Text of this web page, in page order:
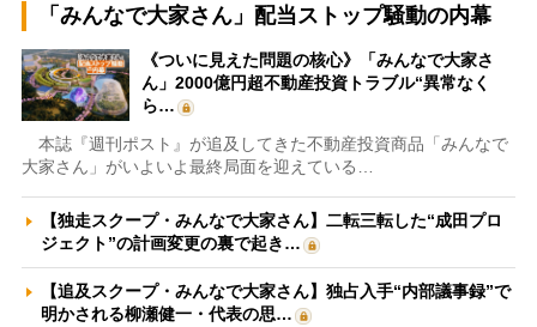
「みんなで大家さん」配当ストップ騒動の内幕
《ついに見えた問題の核心》「みんなで大家さ
ん」2000億円超不動産投資トラブル“異常なく
ら…
本誌『週刊ポスト』が追及してきた不動産投資商品「みんなで
大家さん」がいよいよ最終局面を迎えている…
【独走スクープ・みんなで大家さん】二転三転した“成田プロ
ジェクト”の計画変更の裏で起き…
【追及スクープ・みんなで大家さん】独占入手“内部議事録”で
明かされる柳瀬健一・代表の思…